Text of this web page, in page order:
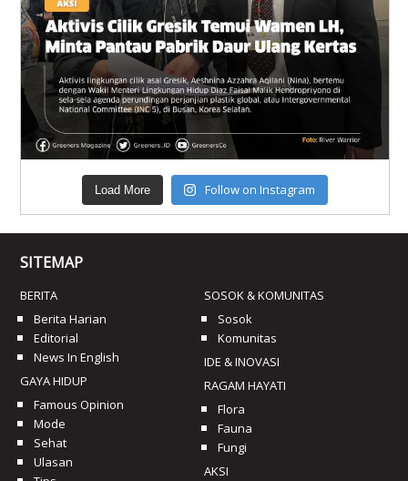
Load More Follow on Instagram
SITEMAP
BERITA
Berita Harian
Editorial
News In English
GAYA HIDUP
Famous Opinion
Mode
Sehat
Ulasan
SOSOK & KOMUNITAS
Sosok
Komunitas
IDE & INOVASI
RAGAM HAYATI
Flora
Fauna
Fungi
AKSI